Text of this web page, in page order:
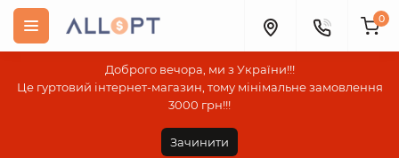
Доброго вечора, ми з України!!!
Це гуртовий інтернет-магазин, тому мінімальне замовлення
3000 грн!!!
Зачинити
0